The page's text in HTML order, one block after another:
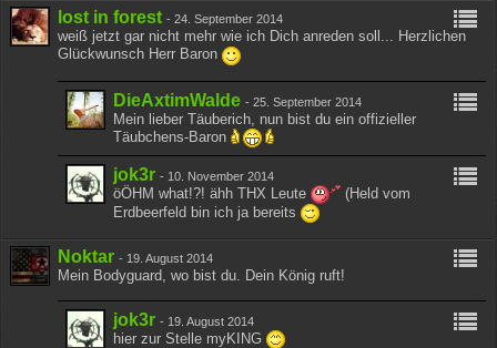
lost in forest -24. September 2014
weiß jetzt gar nicht mehr wie ich Dich anreden soll... Herzlichen
Glückwunsch Herr Baron
DieAxtimWalde -25. September 2014
Mein lieber Täuberich, nun bist du ein offizieller
Täubchens-Baron
jok3r - 10. November 2014
öÖHM what!?! ähh THX Leute
(Held vom
Erdbeerfeld bin ich ja bereits
Noktar - 19. August 2014
Mein Bodyguard, wo bist du. Dein König ruft!
jok3r - 19. August 2014
hier zur Stelle myKING